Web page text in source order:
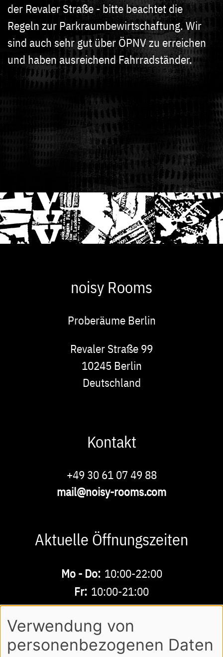
der Revaler Straße - bitte beachtet die
Regeln zur Parkraumbewirtschaftung. Wir
sind auch sehr gut über ÖPNV zu erreichen
und haben ausreichend Fahrradständer.
noisy Rooms
Proberäume Berlin
Revaler Straße 99
10245 Berlin
Deutschland
Kontakt
+49 30 61 07 49 88
mail@noisy-rooms.com
Aktuelle Öffnungszeiten
Mo - Do: 10:00-22:00
Fr: 10:00-21:00
Sa - So:10:00-18:00
AGB DATENSCHUTZ IMPRESSUM
Verwendung von
personenbezogenen Daten